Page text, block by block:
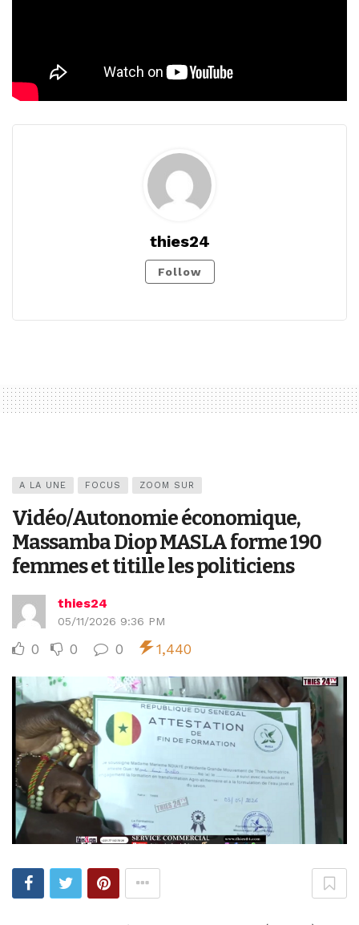
thies24
Follow
A LA UNE FOCUS ZOOM SUR
Vidéo/Autonomie économique,
Massamba Diop MASLA forme 190
femmes et titille les politiciens
thies24
05/11/2026 9:36 PM
0 0 0 1,440